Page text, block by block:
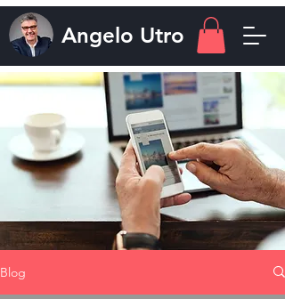
Angelo Utro
Blog